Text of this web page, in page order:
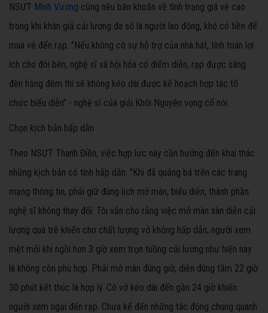
NSƯT Minh Vương cũng nêu băn khoăn về tình trạng giá vé cao
trong khi khán giả cải lương đa số là người lao động, khó có tiền để
mua vé đến rạp. "Nếu không có sự hỗ trợ của nhà hát, tính toán lợi
ích cho đôi bên, nghệ sĩ xã hội hóa có điểm diễn, rạp được sáng
đèn hằng đêm thì sẽ không kéo dài được kế hoạch hợp tác tổ
chức biểu diễn" - nghệ sĩ của giải Khôi Nguyên vọng cổ nói.
Chọn kịch bản hấp dẫn
Theo NSƯT Thanh Điền, việc hợp lực này cần hướng đến khai thác
những kịch bản có tính hấp dẫn. "Khi đã quảng bá trên các trang
mạng thông tin, phải giữ đúng lịch mở màn, biểu diễn, thành phần
nghệ sĩ không thay đổi. Tôi vẫn cho rằng việc mở màn sàn diễn cải
lương quá trễ khiến cho chất lượng vở không hấp dẫn, người xem
mệt mỏi khi ngồi hơn 3 giờ xem trọn tuồng cải lương như hiện nay
là không còn phù hợp. Phải mở màn đúng giờ, diễn đúng tầm 22 giờ
30 phút kết thúc là hợp lý. Có vở kéo dài đến gần 24 giờ khiến
người xem ngại đến rạp. Chưa kể đến những tác động chung quanh